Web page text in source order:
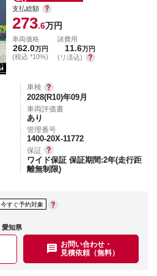
支払総額
273.6万円
車両価格
262.0万円
(税込 *10%)
諸費用
11.6万円
(リ済込)
車検
2028(R10)年09月
車両評価書
あり
管理番号
1400-20X-11772
保証
ワイド保証 保証期間:2年(走行距
離無制限)
今すぐ予約対象
愛知県
お問い合わせ・
見積依頼（無料）